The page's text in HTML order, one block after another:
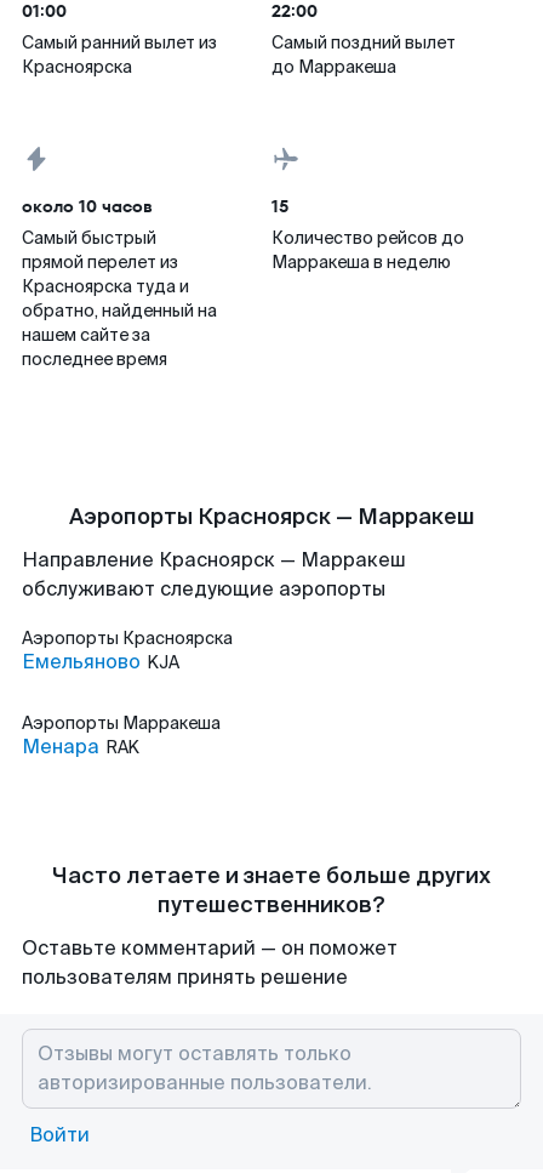
01:00
Самый ранний вылет из
Красноярска
22:00
Самый поздний вылет
до Марракеша
около 10 часов
Самый быстрый
прямой перелет из
Красноярска туда и
обратно, найденный на
нашем сайте за
последнее время
15
Количество рейсов до
Марракеша в неделю
Аэропорты Красноярск — Марракеш
Направление Красноярск — Марракеш
обслуживают следующие аэропорты
Аэропорты Красноярска
Емельяново KJA
Аэропорты Марракеша
Менара RAK
Часто летаете и знаете больше других
путешественников?
Оставьте комментарий — он поможет
пользователям принять решение
Войти